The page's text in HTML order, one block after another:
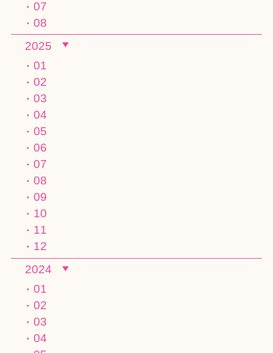
07
08
2025
01
02
03
04
05
06
07
08
09
10
11
12
2024
01
02
03
04